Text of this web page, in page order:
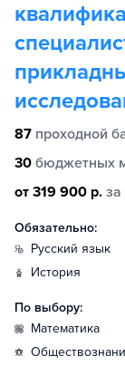
87 проходной
30 бюджетных
от 319 900 р. за
Обязательно:
русский язык
история
По выбору:
математика